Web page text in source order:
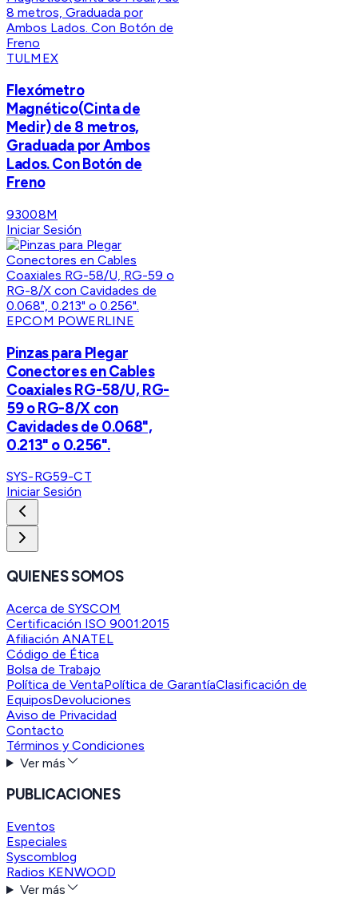
TULMEX
Flexómetro
Magnético(Cinta de
Medir) de 8 metros,
Graduada por Ambos
Lados. Con Botón de
Freno
93008M
Iniciar Sesión
EPCOM POWERLINE
Pinzas para Plegar
Conectores en Cables
Coaxiales RG-58/U, RG-
59 o RG-8/X con
Cavidades de 0.068",
0.213" o 0.256".
SYS-RG59-CT
Iniciar Sesión
QUIENES SOMOS
Acerca de SYSCOM
Certificación ISO 9001:2015
Afiliación ANATEL
Código de Ética
Bolsa de Trabajo
Política de VentaPolítica de GarantíaClasificación de
EquiposDevoluciones
Aviso de Privacidad
Contacto
Términos y Condiciones
Ver más
PUBLICACIONES
Eventos
Especiales
Syscomblog
Radios KENWOOD
Ver más